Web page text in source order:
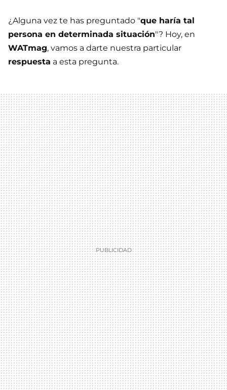
¿Alguna vez te has preguntado "que haría tal
persona en determinada situación"? Hoy, en
WATmag, vamos a darte nuestra particular
respuesta a esta pregunta.